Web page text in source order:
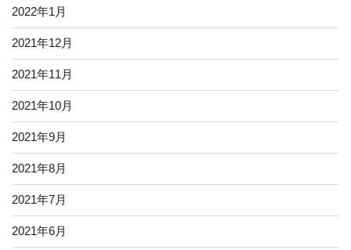
2022年1月
2021年12月
2021年11月
2021年10月
2021年9月
2021年8月
2021年7月
2021年6月